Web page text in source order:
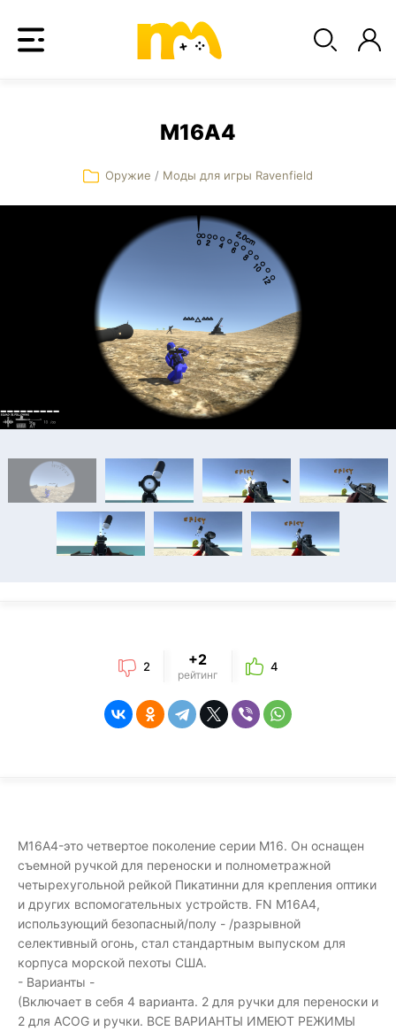
M16A4
Оружие / Моды для игры Ravenfield
2 +2
рейтинг
4
M16A4-это четвертое поколение серии M16. Он оснащен
съемной ручкой для переноски и полнометражной
четырехугольной рейкой Пикатинни для крепления оптики
и других вспомогательных устройств. FN M16A4,
использующий безопасный/полу - /разрывной
селективный огонь, стал стандартным выпуском для
корпуса морской пехоты США.
- Варианты -
(Включает в себя 4 варианта. 2 для ручки для переноски и
2 для ACOG и ручки. ВСЕ ВАРИАНТЫ ИМЕЮТ РЕЖИМЫ